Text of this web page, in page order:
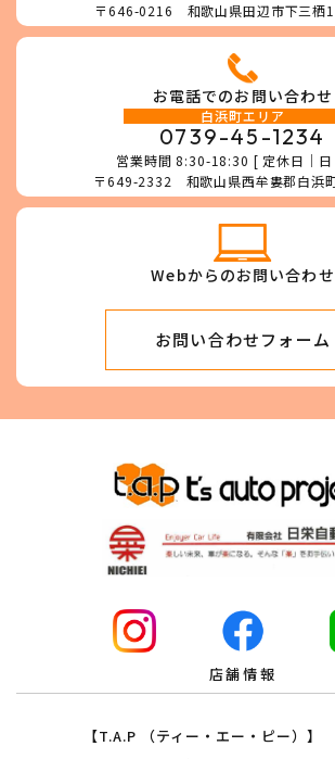
〒646-0216 和歌山県田辺市下三栖
お電話でのお問い合わせ
白浜町エリア
0739-45-1234
営業時間 8:30-18:30 [ 定休日｜日
〒649-2332 和歌山県西牟婁郡白浜
Webからのお問い合わせ
お問い合わせフォーム
店舗情報
【T.A.P （ティー・エー・ピー）】